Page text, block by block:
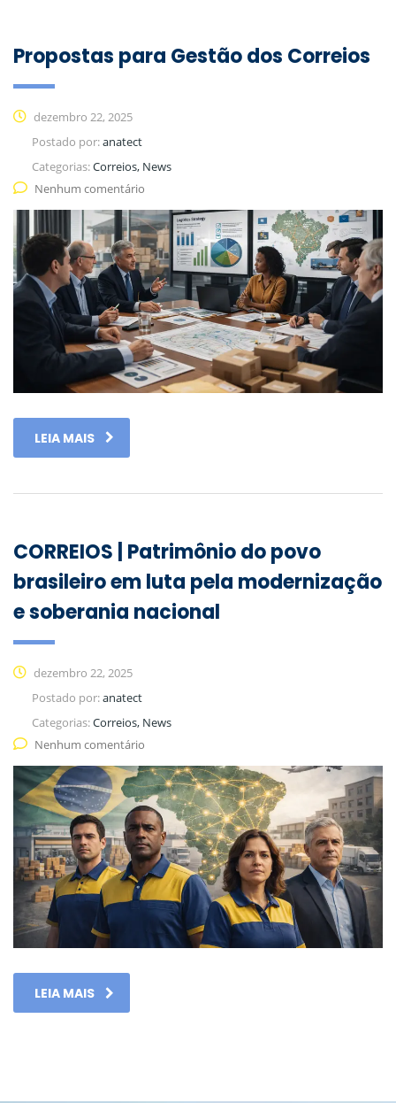
Propostas para Gestão dos Correios
dezembro 22, 2025
Postado por:anatect
Categorias:Correios, News
Nenhum comentário
LEIA MAIS
CORREIOS | Patrimônio do povo
brasileiro em luta pela modernização
e soberania nacional
dezembro 22, 2025
Postado por:anatect
Categorias:Correios, News
Nenhum comentário
LEIA MAIS